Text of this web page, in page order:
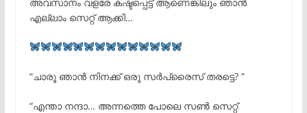
എല്ലാം സെറ്റ് ആക്കി…
“ചാരൂ ഞാൻ നിനക്ക് ഒരു സർപ്രൈസ് തരട്ടെ? ”
“എന്താ നന്ദാ… അന്നത്തെ പോലെ സൺ സെറ്റ്